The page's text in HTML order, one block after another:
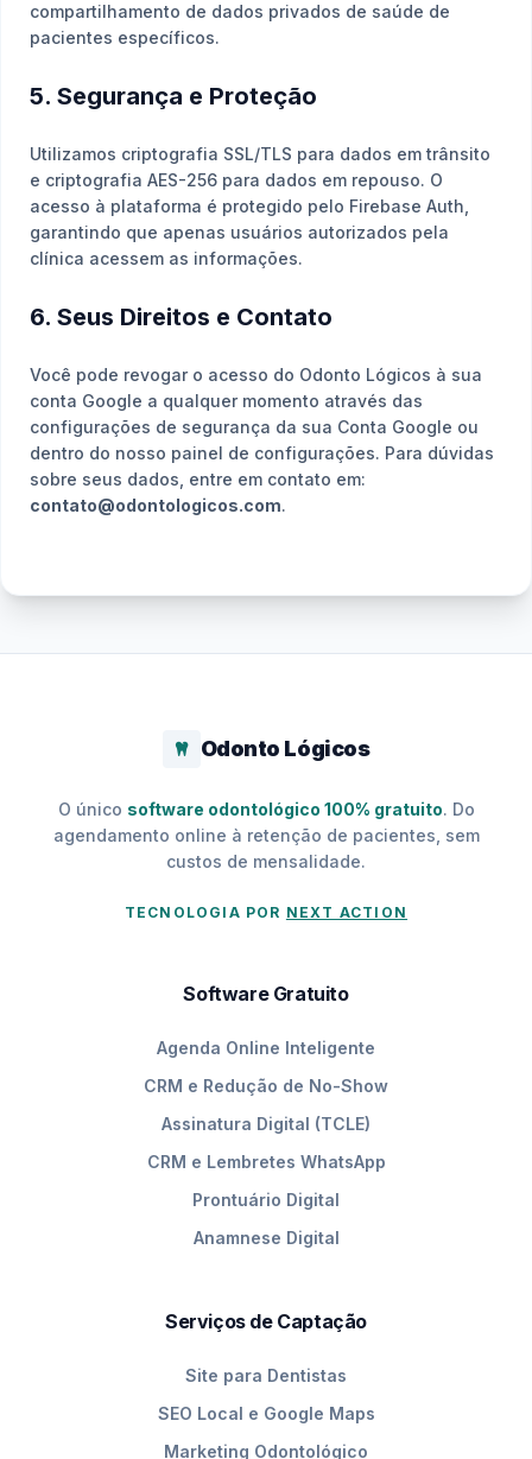
compartilhamento de dados privados de saúde de
pacientes específicos.
5. Segurança e Proteção
Utilizamos criptografia SSL/TLS para dados em trânsito
e criptografia AES-256 para dados em repouso. O
acesso à plataforma é protegido pelo Firebase Auth,
garantindo que apenas usuários autorizados pela
clínica acessem as informações.
6. Seus Direitos e Contato
Você pode revogar o acesso do Odonto Lógicos à sua
conta Google a qualquer momento através das
configurações de segurança da sua Conta Google ou
dentro do nosso painel de configurações. Para dúvidas
sobre seus dados, entre em contato em:
contato@odontologicos.com.
Odonto Lógicos
O único software odontológico 100% gratuito. Do
agendamento online à retenção de pacientes, sem
custos de mensalidade.
TECNOLOGIA POR NEXT ACTION
Software Gratuito
Agenda Online Inteligente
CRM e Redução de No-Show
Assinatura Digital (TCLE)
CRM e Lembretes WhatsApp
Prontuário Digital
Anamnese Digital
Serviços de Captação
Site para Dentistas
SEO Local e Google Maps
Marketing Odontológico